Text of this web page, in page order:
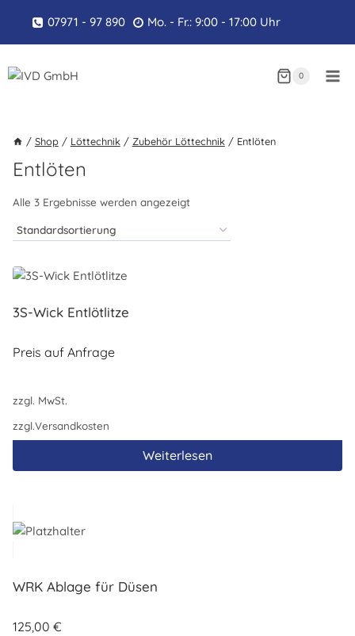
springen
07971 - 97 890 Mo. - Fr.: 9:00 - 17:00 Uhr
0
/ Shop / Löttechnik / Zubehör Löttechnik / Entlöten
Entlöten
Alle 3 Ergebnisse werden angezeigt
3S-Wick Entlötlitze
Preis auf Anfrage
zzgl. MwSt.
zzgl.Versandkosten
Weiterlesen
WRK Ablage für Düsen
125,00 €